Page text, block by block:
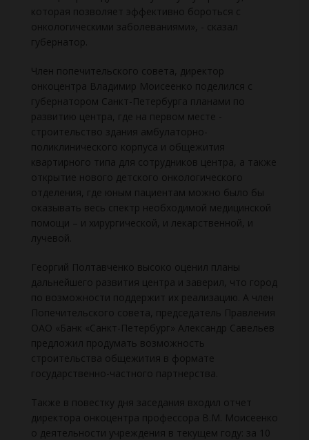
которая позволяет эффективно бороться с
онкологическими заболеваниями», - сказал
губернатор.
Член попечительского совета, директор
онкоцентра Владимир Моисеенко поделился с
губернатором Санкт-Петербурга планами по
развитию центра, где на первом месте -
строительство здания амбулаторно-
поликлинического корпуса и общежития
квартирного типа для сотрудников центра, а также
открытие нового детского онкологического
отделения, где юным пациентам можно было бы
оказывать весь спектр необходимой медицинской
помощи – и хирургической, и лекарственной, и
лучевой.
Георгий Полтавченко высоко оценил планы
дальнейшего развития центра и заверил, что город
по возможности поддержит их реализацию. А член
Попечительского совета, председатель Правления
ОАО «Банк «Санкт-Петербург» Александр Савельев
предложил продумать возможность
строительства общежития в формате
государственно-частного партнерства.
Также в повестку дня заседания входил отчет
директора онкоцентра профессора В.М. Моисеенко
о деятельности учреждения в текущем году: за 10